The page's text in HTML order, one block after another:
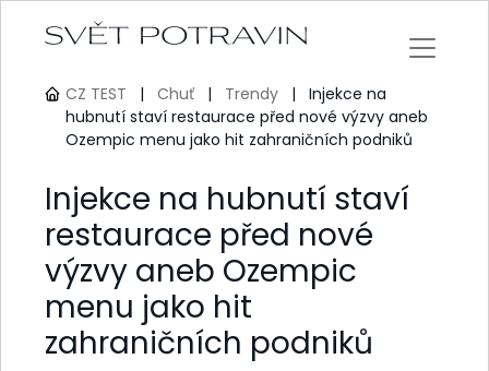
CZ TEST | Chuť | Trendy |
Injekce na
hubnutí staví restaurace před nové výzvy aneb
Ozempic menu jako hit zahraničních podniků
Injekce na hubnutí staví
restaurace před nové
výzvy aneb Ozempic
menu jako hit
zahraničních podniků